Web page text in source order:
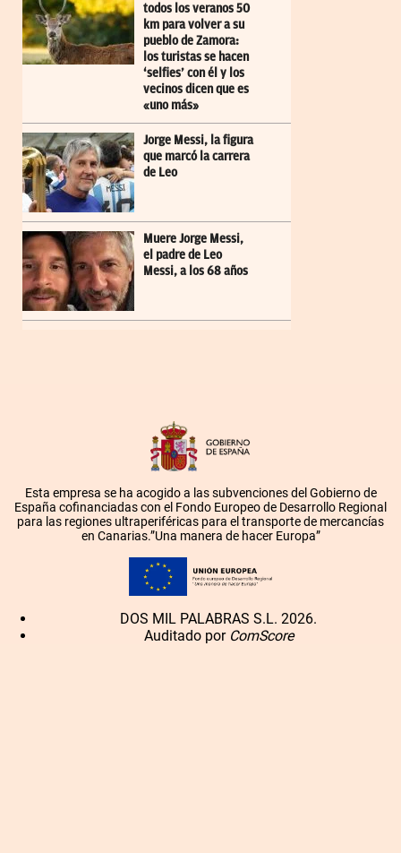
todos los veranos 50
km para volver a su
pueblo de Zamora:
los turistas se hacen
‘selfies’ con él y los
vecinos dicen que es
«uno más»
Jorge Messi, la figura
que marcó la carrera
de Leo
Muere Jorge Messi,
el padre de Leo
Messi, a los 68 años
Esta empresa se ha acogido a las subvenciones del Gobierno de
España cofinanciadas con el Fondo Europeo de Desarrollo Regional
para las regiones ultraperiféricas para el transporte de mercancías
en Canarias.”Una manera de hacer Europa”
DOS MIL PALABRAS S.L. 2026.
Auditado por ComScore